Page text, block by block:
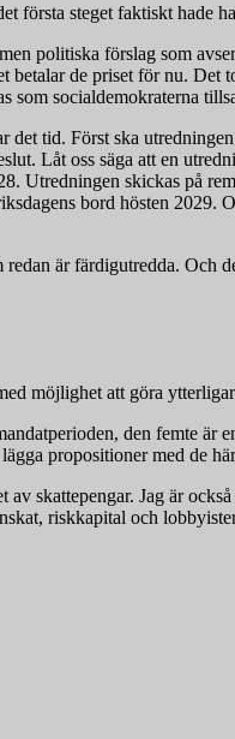
första steget faktiskt hade
politiska förslag som
de priset för nu.
socialdemokraterna
tid. Först ska
Låt oss säga att en
Utredningen skickas på
bord hösten 2029.
redan är färdigutredda. Och
möjlighet att göra
den femte är
propositioner med de
av skattepengar. Jag är
riskkapital och